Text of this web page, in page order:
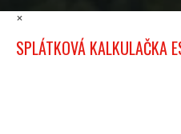
×
SPLÁTKOVÁ KALKULAČKA